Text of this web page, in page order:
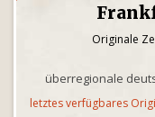
Originale
überregionale
letztes verfügbares